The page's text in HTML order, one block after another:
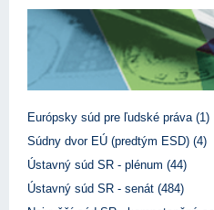
Európsky súd pre ľudské práva (1)
Súdny dvor EÚ (predtým ESD) (4)
Ústavný súd SR - plénum (44)
Ústavný súd SR - senát (484)